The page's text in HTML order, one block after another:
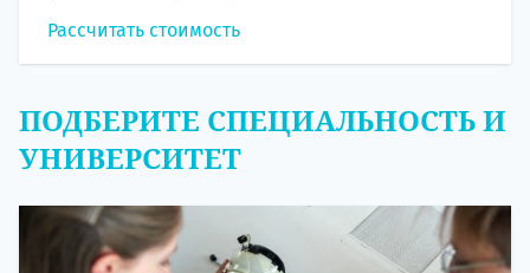
Рассчитать стоимость
ПОДБЕРИТЕ СПЕЦИАЛЬНОСТЬ И
УНИВЕРСИТЕТ